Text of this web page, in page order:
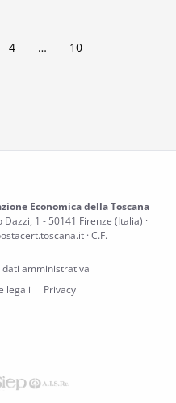
4 …
10
Economica della Toscana
1 - 50141 Firenze (Italia) ·
· C.F.
dati amministrativa
legali Privacy